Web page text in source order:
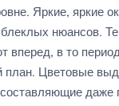
Яркие, яркие
блеклых нюансов.
вперед, в то
план. Цветовые
даже